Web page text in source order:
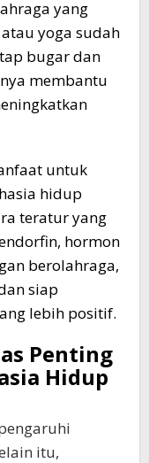
yang
yoga sudah
bugar dan
membantu
untuk
hidup
teratur yang
hormon
berolahraga,
siap
lebih positif.
Penting
Hidup
itu,